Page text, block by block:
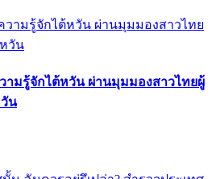
วามรู้จักไต้หวัน ผ่านมุมมองสาวไทยผู้
น